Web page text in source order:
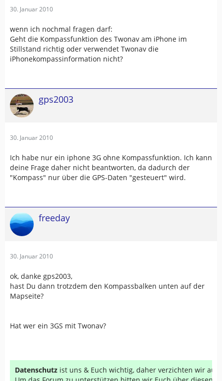
30. Januar 2010
wenn ich nochmal fragen darf:
Geht die Kompassfunktion des Twonav am iPhone im
Stillstand richtig oder verwendet Twonav die
iPhonekompassinformation nicht?
gps2003
30. Januar 2010
Ich habe nur ein iphone 3G ohne Kompassfunktion. Ich kann
deine Frage daher nicht beantworten, da dadurch der
"Kompass" nur über die GPS-Daten "gesteuert" wird.
freeday
30. Januar 2010
ok, danke gps2003,
hast Du dann trotzdem den Kompassbalken unten auf der
Mapseite?
Hat wer ein 3GS mit Twonav?
Datenschutz ist uns & Euch wichtig, daher verzichten wir auf